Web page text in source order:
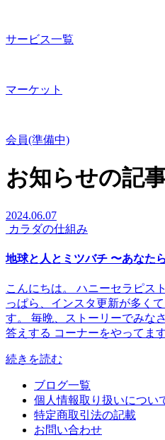
サービス一覧
マーケット
会員(準備中)
お知らせの記
2024.06.07
カラダの仕組み
地球と人とミツバチ 〜あなた
こんにちは。 ハニーセラピス
っぱら、インスタ更新が多く
す。 毎晩、ストーリーでみな
答えする コーナーをやってま
続きを読む
ブログ一覧
個人情報取り扱いについ
特定商取引法の記載
お問い合わせ